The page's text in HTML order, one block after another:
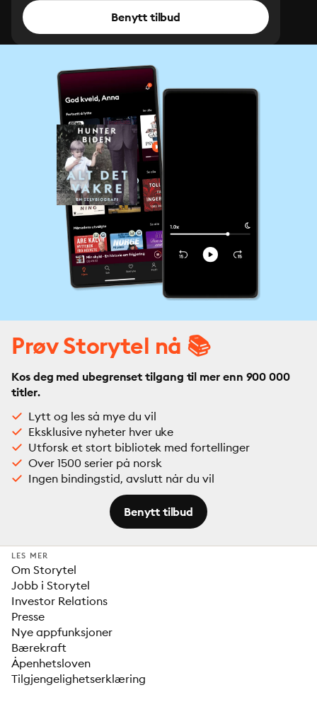
Benytt tilbud
Prøv Storytel nå 📚
Kos deg med ubegrenset tilgang til mer enn 900 000
titler.
Lytt og les så mye du vil
Eksklusive nyheter hver uke
Utforsk et stort bibliotek med fortellinger
Over 1500 serier på norsk
Ingen bindingstid, avslutt når du vil
Benytt tilbud
LES MER
Om Storytel
Jobb i Storytel
Investor Relations
Presse
Nye appfunksjoner
Bærekraft
Åpenhetsloven
Tilgjengelighetserklæring